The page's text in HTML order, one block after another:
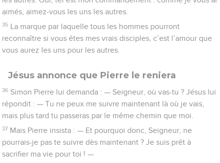
aimés, aimez-vous les uns les autres.
35 La marque par laquelle tous les hommes pourront
reconnaître si vous êtes mes vrais disciples, c’est l’amour que
vous aurez les uns pour les autres.
Jésus annonce que Pierre le reniera
36 Simon Pierre lui demanda : — Seigneur, où vas-tu ? Jésus lui
répondit : — Tu ne peux me suivre maintenant là où je vais,
mais plus tard tu passeras par le même chemin que moi.
37 Mais Pierre insista : — Et pourquoi donc, Seigneur, ne
pourrais-je pas te suivre dès maintenant ? Je suis prêt à
sacrifier ma vie pour toi ! —